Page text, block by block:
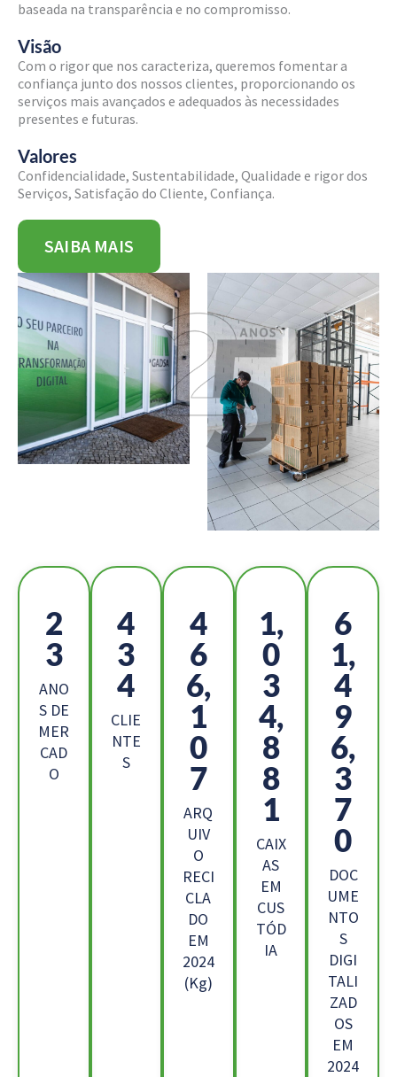
baseada na transparência e no compromisso.
Visão
Com o rigor que nos caracteriza, queremos fomentar a
confiança junto dos nossos clientes, proporcionando os
serviços mais avançados e adequados às necessidades
presentes e futuras.
Valores
Confidencialidade, Sustentabilidade, Qualidade e rigor dos
Serviços, Satisfação do Cliente, Confiança.
SAIBA MAIS
2
5
ANO
S DE
MER
CAD
O
4
8
8
CLIE
NTE
S
5
2
4,
7
9
0
ARQ
UIV
O
RECI
CLA
DO
EM
2024
(Kg)
1,
1
6
5,
1
7
5
CAIX
AS
EM
CUS
TÓD
IA
6
9,
2
3
8,
9
0
5
DOC
UME
NTO
S
DIGI
TALI
ZAD
OS
EM
2024